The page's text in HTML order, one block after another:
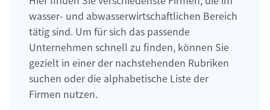
wasser- und abwasserwirtschaftlichen Bereich
tätig sind. Um für sich das passende
Unternehmen schnell zu finden, können Sie
gezielt in einer der nachstehenden Rubriken
suchen oder die alphabetische Liste der
Firmen nutzen.